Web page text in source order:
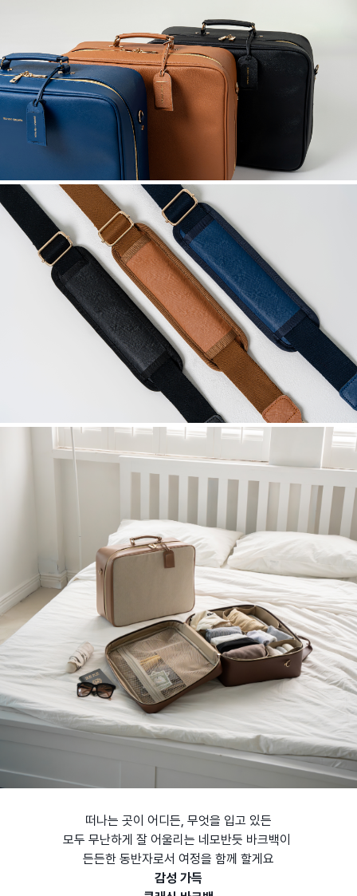
떠나는 곳이 어디든, 무엇을 입고 있든
모두 무난하게 잘 어울리는 네모반듯 바크백이
든든한 동반자로서 여정을 함께 할게요
감성 가득